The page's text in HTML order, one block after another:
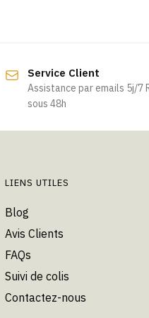
variations.
Les
peuvent
Service Client
Assistance par emails 5j/7
sous 48h
LIENS UTILES
Blog
Avis Clients
FAQs
Suivi de colis
Contactez-nous